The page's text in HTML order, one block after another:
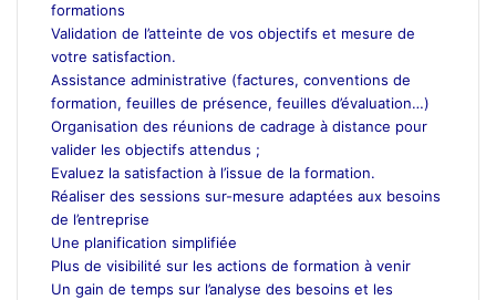
formations
Validation de l’atteinte de vos objectifs et mesure de
votre satisfaction.
Assistance administrative (factures, conventions de
formation, feuilles de présence, feuilles d’évaluation…)
Organisation des réunions de cadrage à distance pour
valider les objectifs attendus ;
Evaluez la satisfaction à l’issue de la formation.
Réaliser des sessions sur-mesure adaptées aux besoins
de l’entreprise
Une planification simplifiée
Plus de visibilité sur les actions de formation à venir
Un gain de temps sur l’analyse des besoins et les